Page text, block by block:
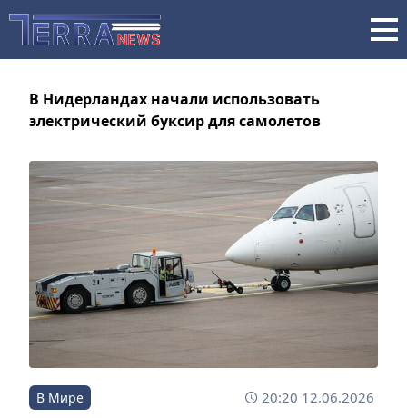
В Нидерландах начали использовать
электрический буксир для самолетов
В Мире 20:20 12.06.2026